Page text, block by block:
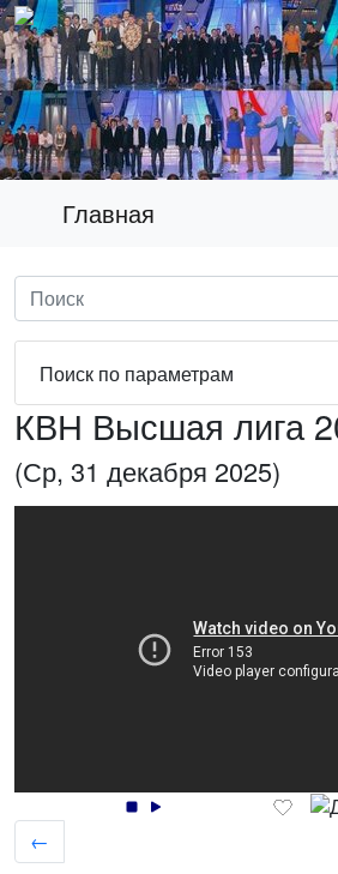
Главная
Поиск по параметрам
КВН Высшая лига
(Ср, 31 декабря 2025)
←